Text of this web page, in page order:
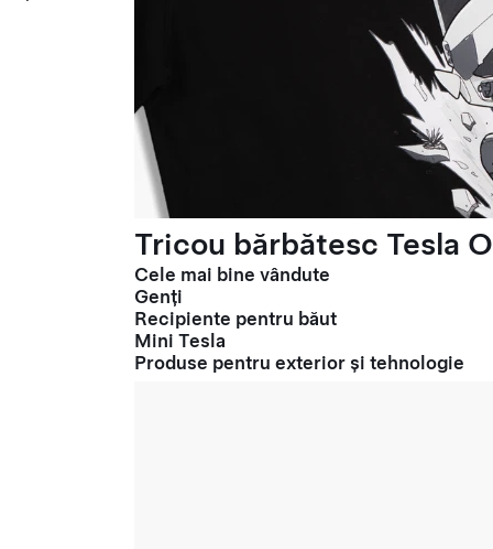
Tricou bărbătesc Tesla
Cele mai bine vândute
Genți
Recipiente pentru băut
Mini Tesla
Produse pentru exterior și tehnologie